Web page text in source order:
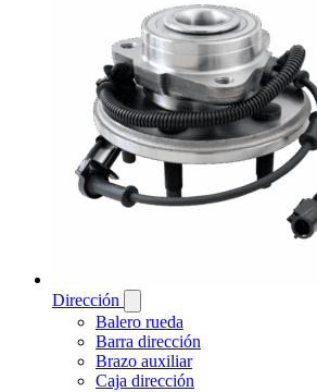
Dirección
Balero rueda
Barra dirección
Brazo auxiliar
Caja dirección